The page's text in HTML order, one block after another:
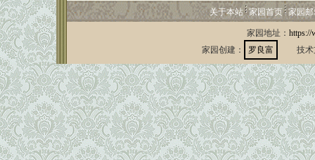
关于本站 家园首页 家园
家园地址： https://
家园创建：
罗良富 技术